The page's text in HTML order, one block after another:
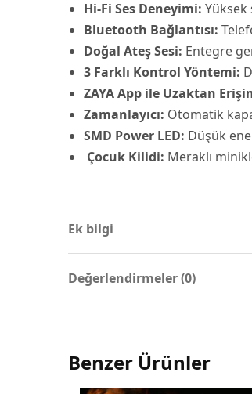
Hi-Fi Ses Deneyimi:
Bluetooth Bağlantısı:
Doğal Ateş Sesi: Entegre
3 Farklı Kontrol Yöntemi:
ZAYA App ile Uzaktan
Zamanlayıcı: Otomatik
SMD Power LED: Düşük
Çocuk Kilidi: Meraklı
Ek bilgi
Değerlendirmeler (0)
Benzer Ürünler